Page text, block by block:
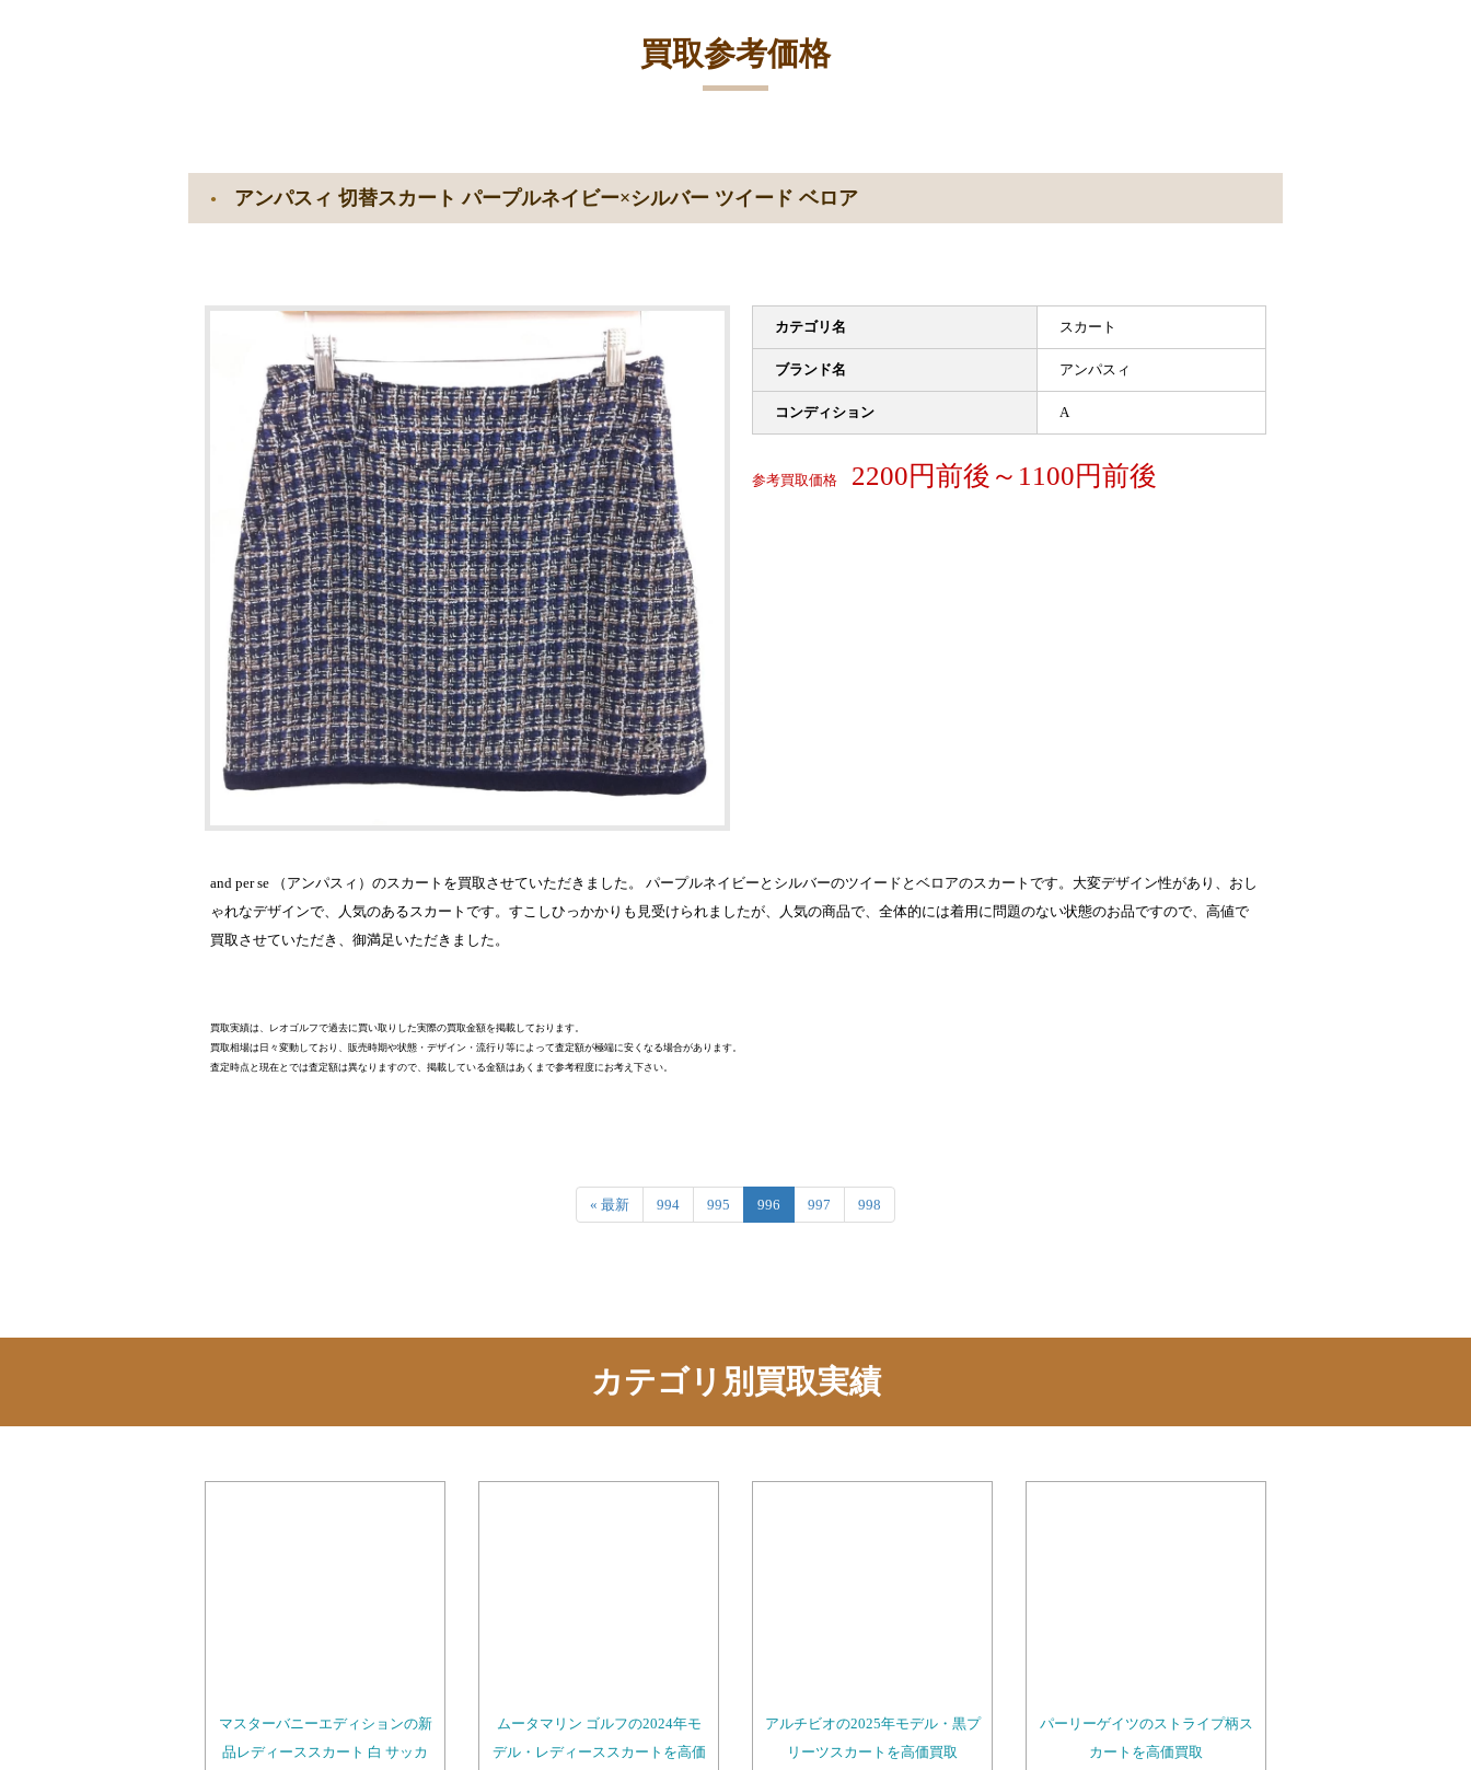
買取参考価格
アンパスィ 切替スカート パープルネイビー×シルバー ツイード ベロア
カテゴリ名 スカート
ブランド名 アンパスィ
コンディション A
参考買取価格 2200円前後～1100円前後
and per se （アンパスィ）のスカートを買取させていただきました。 パープルネイビーとシルバーのツイードとベロアのスカートです。大変デザイン性があり、おし
ゃれなデザインで、人気のあるスカートです。すこしひっかかりも見受けられましたが、人気の商品で、全体的には着用に問題のない状態のお品ですので、高値で
買取させていただき、御満足いただきました。
買取実績は、レオゴルフで過去に買い取りした実際の買取金額を掲載しております。
買取相場は日々変動しており、販売時期や状態・デザイン・流行り等によって査定額が極端に安くなる場合があります。
査定時点と現在とでは査定額は異なりますので、掲載している金額はあくまで参考程度にお考え下さい。
« 最新 994 995 996 997 998
カテゴリ別買取実績
マスターバニーエディションの新
品レディーススカート 白 サッカ
ムータマリン ゴルフの2024年モ
デル・レディーススカートを高価
アルチビオの2025年モデル・黒プ
リーツスカートを高価買取
パーリーゲイツのストライプ柄ス
カートを高価買取